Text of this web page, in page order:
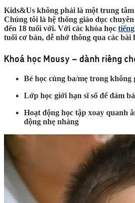
Kids&Us không phải là một trung
Chúng tôi là hệ thống giáo dục
đến 18 tuổi với. Với các khóa học
tuổi cơ bản, dễ nhớ thông qua các bài
Khoá học Mousy – dành riêng
Bé học cùng ba/mẹ trong không
Lớp học giới hạn sĩ số để đảm
Hoạt động học tập xoay quanh
động nhẹ nhàng